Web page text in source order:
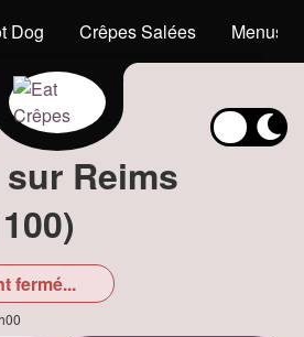
Dog Crêpes Salées Menus
Reims
fermé...